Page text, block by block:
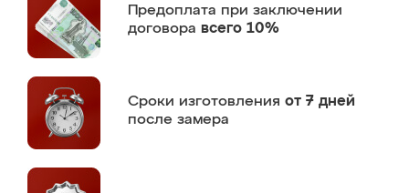
Предоплата при заключении
договора всего 10%
Сроки изготовления от 7 дней
после замера